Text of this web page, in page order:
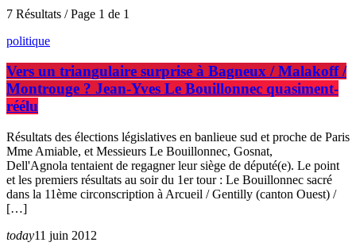
7 Résultats / Page 1 de 1
politique
Vers un triangulaire surprise à Bagneux / Malakoff /
Montrouge ? Jean-Yves Le Bouillonnec quasiment-
réélu
Résultats des élections législatives en banlieue sud et proche de Paris
Mme Amiable, et Messieurs Le Bouillonnec, Gosnat,
Dell'Agnola tentaient de regagner leur siège de député(e). Le point
et les premiers résultats au soir du 1er tour : Le Bouillonnec sacré
dans la 11ème circonscription à Arcueil / Gentilly (canton Ouest) /
[…]
today11 juin 2012